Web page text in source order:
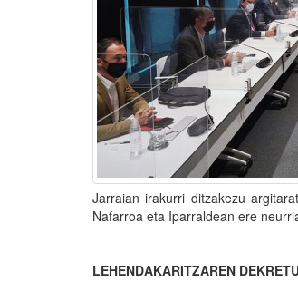
Jarraian irakurri ditzakezu
Nafarroa eta Iparraldean ere
LEHENDAKARITZAREN